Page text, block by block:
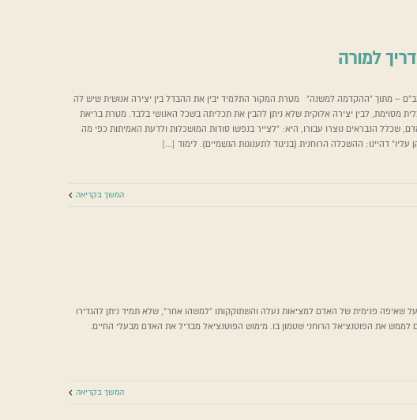
מדריך למורה
מדריך למורה רמב"ם הקדמה לפירוש המשנה
למורה
– מתוך "ההקדמה למשנה" מטרת המקור התלמיד יבין את ההבדל בין יצירה אנושית שיש לה
מסוימת, לבין יצירה אלוקית שלא ניתן להבין את תכליתה בשכל האנושי בלבד. מטרת בריאת
שכלל הנבראים נוצרו עבורו, היא: "לצייר בנפשו סודות המושכלות ולדעת האמיתות כפי מה
עליו" דהיינו: ההשכלה הרוחנית (בניגוד לתענוגות הגשמיים). לימוד [...]
המשך בקריאה
פנימית של האדם למציאות נעלה והשתוקקותו "למשהו אחר", שלא תמיד ניתן להגדירו
את הפוטנציאל הרוחני שטמון בו. מימוש הפוטנציאל מבדיל את האדם מבעלי החיים.
המשך בקריאה